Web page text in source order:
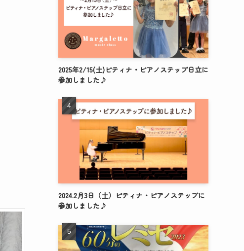
2025年2/15(土)ピティナ・ピアノステップ日立に
参加しました♪
2024.2月3日（土）ピティナ・ピアノステップに
参加しました♪